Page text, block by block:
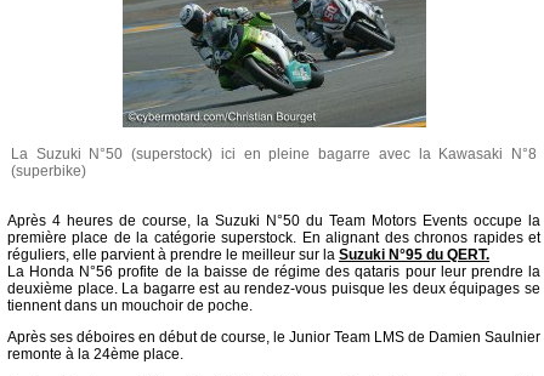
La Suzuki N°50 (superstock) ici en pleine bagarre avec la Kawasaki N°8
(superbike)
Après 4 heures de course, la Suzuki N°50 du Team Motors Events occupe la
première place de la catégorie superstock. En alignant des chronos rapides et
réguliers, elle parvient à prendre le meilleur sur la Suzuki N°95 du QERT.
La Honda N°56 profite de la baisse de régime des qataris pour leur prendre la
deuxième place. La bagarre est au rendez-vous puisque les deux équipages se
tiennent dans un mouchoir de poche.
Après ses déboires en début de course, le Junior Team LMS de Damien Saulnier
remonte à la 24ème place.